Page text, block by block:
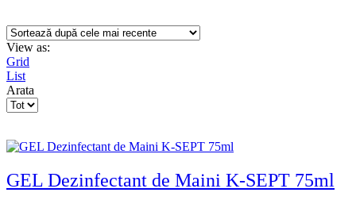
View as:
Grid
List
Arata
Products
GEL Dezinfectant de Maini K-SEPT 75ml